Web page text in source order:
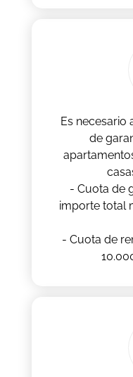
Es necesario
de
- Cuota de
importe total
- Cuota de